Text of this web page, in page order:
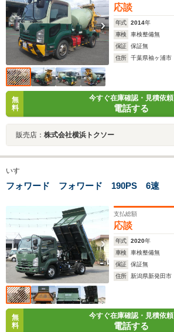
応談
年式 2014年
車検
車検整備無
保証
保証無
住所
千葉県袖ヶ浦市
無
料
今すぐ在庫確認・見積依頼
電話する
販売店： 株式会社横浜トクソー
いすゞ
フォワード フォワード 190PS 6速
支払総額
応談
年式 2020年
車検
車検整備無
保証
保証無
住所
新潟県新発田市
無
料
今すぐ在庫確認・見積依頼
電話する